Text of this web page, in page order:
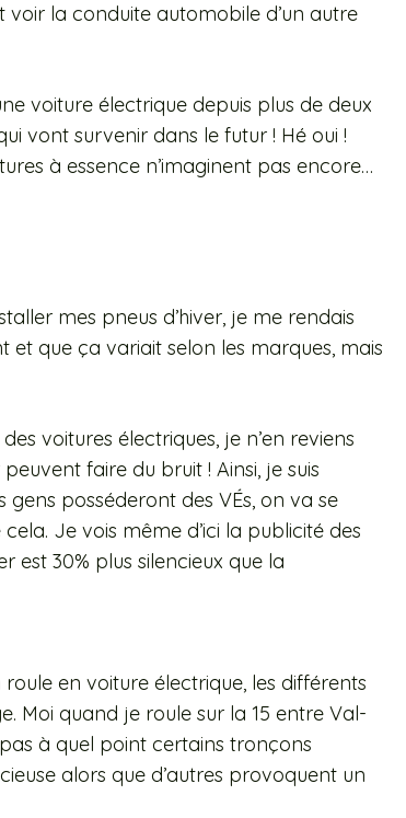
voir la conduite automobile d’un autre
voiture électrique depuis plus de deux
vont survenir dans le futur ! Hé oui !
à essence n’imaginent pas encore…
mes pneus d’hiver, je me rendais
que ça variait selon les marques, mais
voitures électriques, je n’en reviens
faire du bruit ! Ainsi, je suis
posséderont des VÉs, on va se
Je vois même d’ici la publicité des
est 30% plus silencieux que la
en voiture électrique, les différents
Moi quand je roule sur la 15 entre Val-
à quel point certains tronçons
alors que d’autres provoquent un